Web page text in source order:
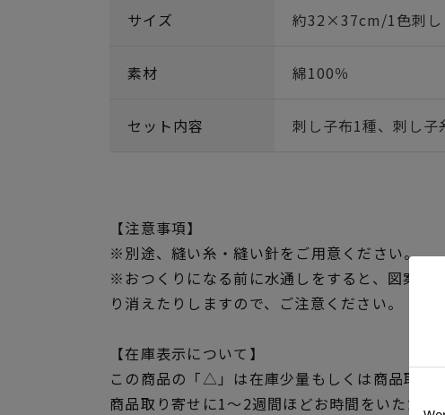
サイズ 約32×37cm/1色刺し
素材 綿100％
セット内容 刺し子布1種、刺し子
【注意事項】
※別途、縫い糸・縫い針をご用意ください。
※おつくりになる前に水通しをすると、図案の
り消えたりしますので、ご注意ください。
【在庫表示について】
この商品の「△」は在庫少量もしくは商品取り
商品取り寄せに1～2週間ほどお時間をいただ